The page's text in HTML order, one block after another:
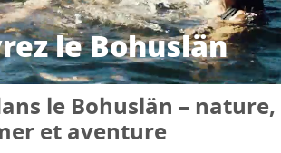
le Bohuslän
le Bohuslän – nature,
et aventure